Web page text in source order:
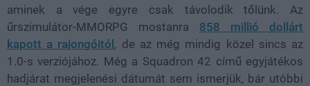
aminek a vége egyre csak távolodik tőlünk. Az
űrszimulátor-MMORPG mostanra 858 millió dollárt
kapott a rajongóitól , de az még mindig közel sincs az
1.0-s verziójához. Még a Squadron 42 című egyjátékos
hadjárat megjelenési dátumát sem ismerjük, bár utóbbi